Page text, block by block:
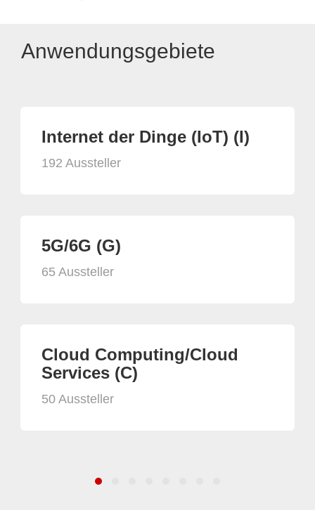
Anwendungsgebiete
Internet der Dinge (IoT) (I)
192 Aussteller
5G/6G (G)
65 Aussteller
Cloud Computing/Cloud
Services (C)
50 Aussteller